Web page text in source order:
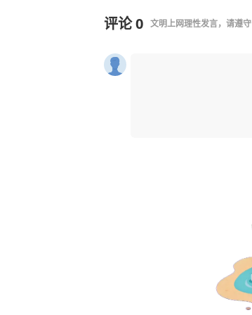
评论0 文明上网理性发言，请遵守